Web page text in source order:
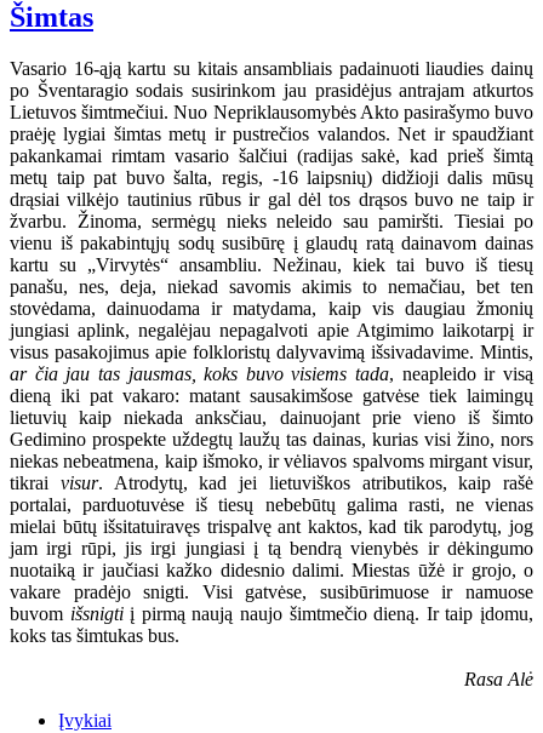
Šimtas
Vasario 16-ąją kartu su kitais ansambliais padainuoti liaudies dainų
po Šventaragio sodais susirinkom jau prasidėjus antrajam atkurtos
Lietuvos šimtmečiui. Nuo Nepriklausomybės Akto pasirašymo buvo
praėję lygiai šimtas metų ir pustrečios valandos. Net ir spaudžiant
pakankamai rimtam vasario šalčiui (radijas sakė, kad prieš šimtą
metų taip pat buvo šalta, regis, -16 laipsnių) didžioji dalis mūsų
drąsiai vilkėjo tautinius rūbus ir gal dėl tos drąsos buvo ne taip ir
žvarbu. Žinoma, sermėgų nieks neleido sau pamiršti. Tiesiai po
vienu iš pakabintųjų sodų susibūrę į glaudų ratą dainavom dainas
kartu su „Virvytės“ ansambliu. Nežinau, kiek tai buvo iš tiesų
panašu, nes, deja, niekad savomis akimis to nemačiau, bet ten
stovėdama, dainuodama ir matydama, kaip vis daugiau žmonių
jungiasi aplink, negalėjau nepagalvoti apie Atgimimo laikotarpį ir
visus pasakojimus apie folkloristų dalyvavimą išsivadavime. Mintis,
ar čia jau tas jausmas, koks buvo visiems tada, neapleido ir visą
dieną iki pat vakaro: matant sausakimšose gatvėse tiek laimingų
lietuvių kaip niekada anksčiau, dainuojant prie vieno iš šimto
Gedimino prospekte uždegtų laužų tas dainas, kurias visi žino, nors
niekas nebeatmena, kaip išmoko, ir vėliavos spalvoms mirgant visur,
tikrai visur. Atrodytų, kad jei lietuviškos atributikos, kaip rašė
portalai, parduotuvėse iš tiesų nebebūtų galima rasti, ne vienas
mielai būtų išsitatuiravęs trispalvę ant kaktos, kad tik parodytų, jog
jam irgi rūpi, jis irgi jungiasi į tą bendrą vienybės ir dėkingumo
nuotaiką ir jaučiasi kažko didesnio dalimi. Miestas ūžė ir grojo, o
vakare pradėjo snigti. Visi gatvėse, susibūrimuose ir namuose
buvom išsnigtiį pirmą naują naujo šimtmečio dieną. Ir taip įdomu,
koks tas šimtukas bus.
Rasa Alė
Įvykiai